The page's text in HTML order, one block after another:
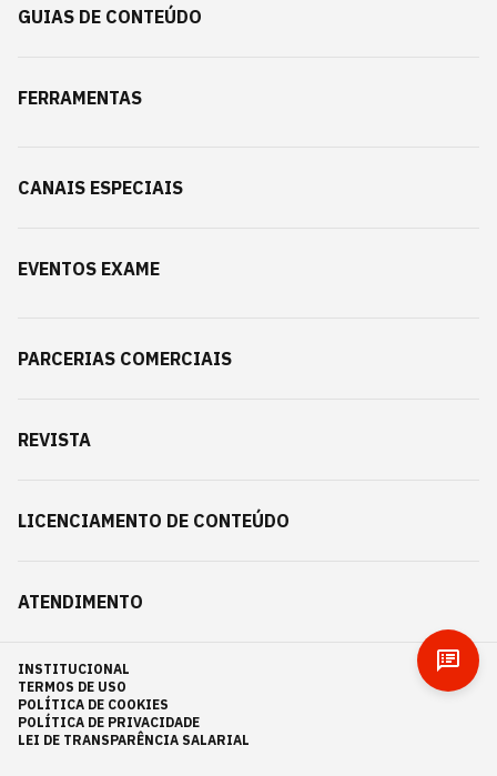
GUIAS DE CONTEÚDO
FERRAMENTAS
CANAIS ESPECIAIS
EVENTOS EXAME
PARCERIAS COMERCIAIS
REVISTA
LICENCIAMENTO DE CONTEÚDO
ATENDIMENTO
INSTITUCIONAL
TERMOS DE USO
POLÍTICA DE COOKIES
POLÍTICA DE PRIVACIDADE
LEI DE TRANSPARÊNCIA SALARIAL